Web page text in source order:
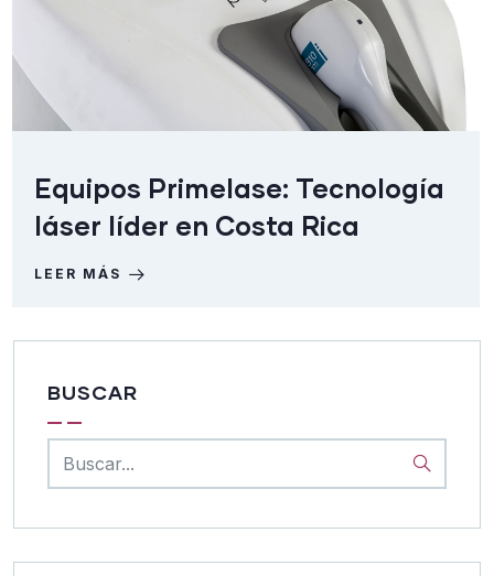
Equipos Primelase: Tecnología
láser líder en Costa Rica
LEER MÁS
BUSCAR